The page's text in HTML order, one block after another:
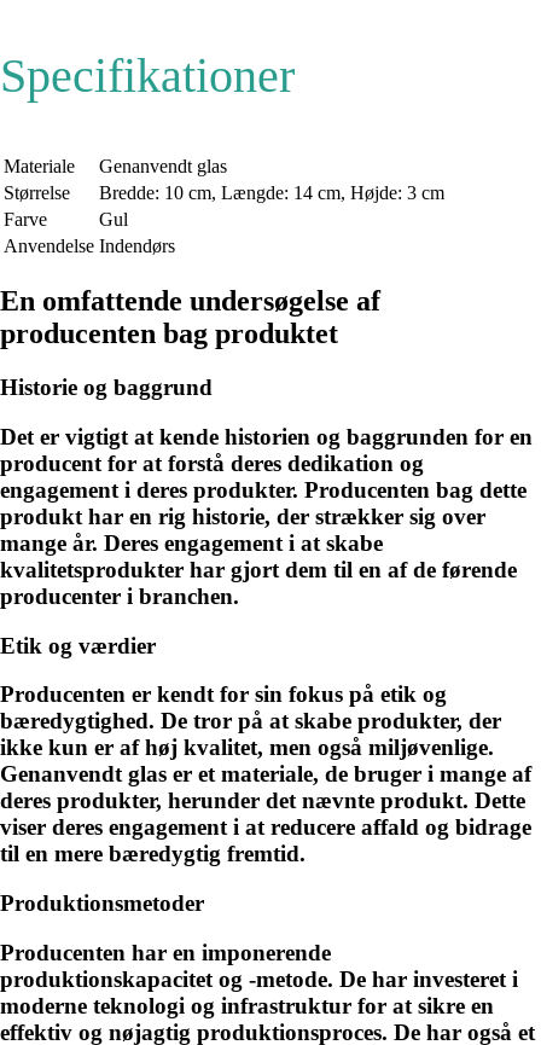
Specifikationer
Materiale
Genanvendt glas
Størrelse
Bredde: 10 cm, Længde: 14 cm, Højde: 3 cm
Farve
Gul
Anvendelse Indendørs
En omfattende undersøgelse af
producenten bag produktet
Historie og baggrund
Det er vigtigt at kende historien og baggrunden for en
producent for at forstå deres dedikation og
engagement i deres produkter. Producenten bag dette
produkt har en rig historie, der strækker sig over
mange år. Deres engagement i at skabe
kvalitetsprodukter har gjort dem til en af de førende
producenter i branchen.
Etik og værdier
Producenten er kendt for sin fokus på etik og
bæredygtighed. De tror på at skabe produkter, der
ikke kun er af høj kvalitet, men også miljøvenlige.
Genanvendt glas er et materiale, de bruger i mange af
deres produkter, herunder det nævnte produkt. Dette
viser deres engagement i at reducere affald og bidrage
til en mere bæredygtig fremtid.
Produktionsmetoder
Producenten har en imponerende
produktionskapacitet og -metode. De har investeret i
moderne teknologi og infrastruktur for at sikre en
effektiv og nøjagtig produktionsproces. De har også et